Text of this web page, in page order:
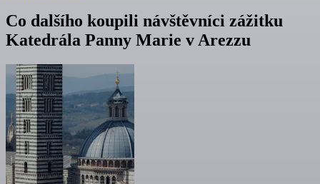
Co dalšího koupili návštěvníci zážitku
Katedrála Panny Marie v Arezzu